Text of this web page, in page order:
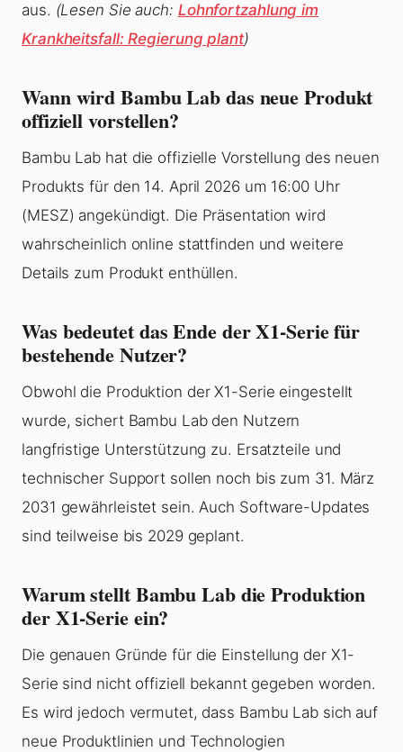
aus. (Lesen Sie auch: Lohnfortzahlung im
Krankheitsfall: Regierung plant)
Wann wird Bambu Lab das neue Produkt
offiziell vorstellen?
Bambu Lab hat die offizielle Vorstellung des neuen
Produkts für den 14. April 2026 um 16:00 Uhr
(MESZ) angekündigt. Die Präsentation wird
wahrscheinlich online stattfinden und weitere
Details zum Produkt enthüllen.
Was bedeutet das Ende der X1-Serie für
bestehende Nutzer?
Obwohl die Produktion der X1-Serie eingestellt
wurde, sichert Bambu Lab den Nutzern
langfristige Unterstützung zu. Ersatzteile und
technischer Support sollen noch bis zum 31. März
2031 gewährleistet sein. Auch Software-Updates
sind teilweise bis 2029 geplant.
Warum stellt Bambu Lab die Produktion
der X1-Serie ein?
Die genauen Gründe für die Einstellung der X1-
Serie sind nicht offiziell bekannt gegeben worden.
Es wird jedoch vermutet, dass Bambu Lab sich auf
neue Produktlinien und Technologien